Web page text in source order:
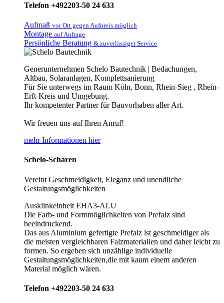
Telefon +492203-50 24 633
Aufmaß vor Ort gegen Aufpreis möglich
Montage auf Anfrage
Persönliche Beratung & zuverlässiger Service
Generunternehmen Schelo Bautechnik | Bedachungen,
Altbau, Solaranlagen, Komplettsanierung
Für Sie unterwegs im Raum Köln, Bonn, Rhein-Sieg , Rhein-
Erft-Kreis und Umgebung.
Ihr kompetenter Partner für Bauvorhaben aller Art.
Wir freuen uns auf Ihren Anruf!
mehr Informationen hier
Schelo-Scharen
Vereint Geschmeidigkeit, Eleganz und unendliche
Gestaltungsmöglichkeiten
Ausklinkeinheit EHA3-ALU
Die Farb- und Formmöglichkeiten von Prefalz sind
beeindruckend.
Das aus Aluminium gefertigte Prefalz ist geschmeidiger als
die meisten vergleichbaren Falzmaterialien und daher leicht zu
formen. So ergeben sich unzählige individuelle
Gestaltungsmöglichkeiten,die mit kaum einem anderen
Material möglich wären.
Telefon +492203-50 24 633